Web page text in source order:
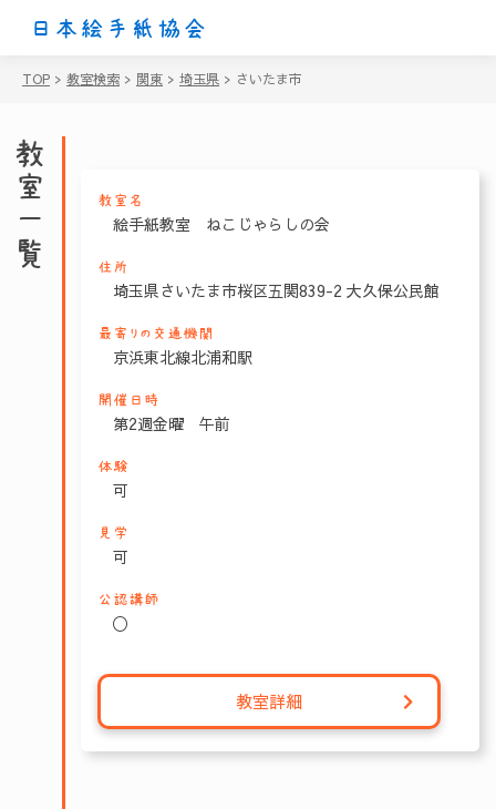
日本絵手紙協会
TOP > 教室検索 > 関東 > 埼玉県 > さいたま市
教室一覧 教室名
絵手紙教室 ねこじゃらしの会
住所
埼玉県さいたま市桜区五関839-2 大久保公民館
最寄りの交通機関
京浜東北線北浦和駅
開催日時
第2週金曜 午前
体験
可
見学
可
公認講師
〇
教室詳細